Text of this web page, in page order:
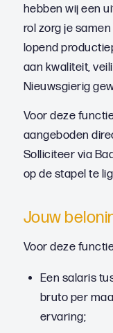
hebben wij een
rol zorg je
lopend
aan kwaliteit,
Nieuwsgierig
Voor deze
aangeboden
Solliciteer via
op de stapel te
Jouw
Voor deze
Een salaris
bruto per
ervaring;